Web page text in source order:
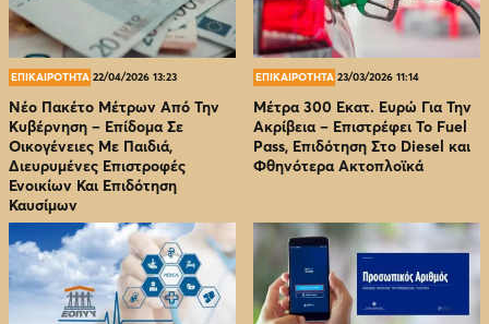
ΕΠΙΚΑΙΡΟΤΗΤΑ 22/04/2026 13:23
Νέο Πακέτο Μέτρων Από Την
Κυβέρνηση – Επίδομα Σε
Οικογένειες Με Παιδιά,
Διευρυμένες Επιστροφές
Ενοικίων Και Επιδότηση
Καυσίμων
ΕΠΙΚΑΙΡΟΤΗΤΑ 23/03/2026 11:14
Μέτρα 300 Εκατ. Ευρώ Για Την
Ακρίβεια – Επιστρέφει Το Fuel
Pass, Επιδότηση Στο Diesel και
Φθηνότερα Ακτοπλοϊκά